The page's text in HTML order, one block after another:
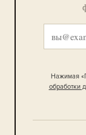
Нажимая
обработки